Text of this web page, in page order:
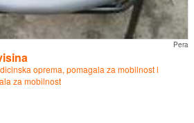
Pera
oprema, pomagala za mobilnost i
za mobilnost